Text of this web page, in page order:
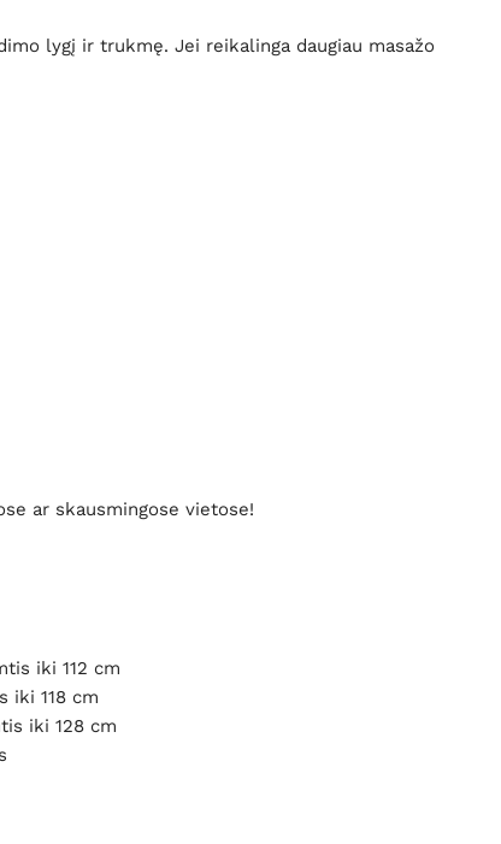
lygį ir trukmę. Jei reikalinga daugiau masažo
ar skausmingose vietose!
iki 112 cm
iki 118 cm
iki 128 cm